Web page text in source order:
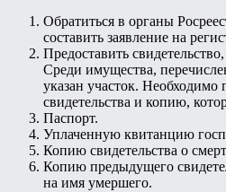
Обратиться в органы
составить заявление на
Предоставить
Среди имущества,
указан участок. Необходимо
свидетельства и копию,
Паспорт.
Уплаченную квитанцию
Копию свидетельства о
Копию предыдущего
на имя умершего.